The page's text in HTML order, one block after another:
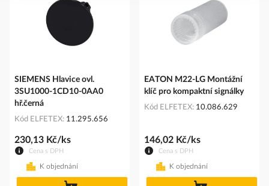
SIEMENS Hlavice ovl.
3SU1000-1CD10-0AA0
hř.černá
Kód ELFETEX 11.295.656
Cena s DPH
230,13 Kč/ks
K objednání
EATON M22-LG Montážní
klíč pro kompaktní signálky
Kód ELFETEX 10.086.629
Cena s DPH
146,02 Kč/ks
K objednání